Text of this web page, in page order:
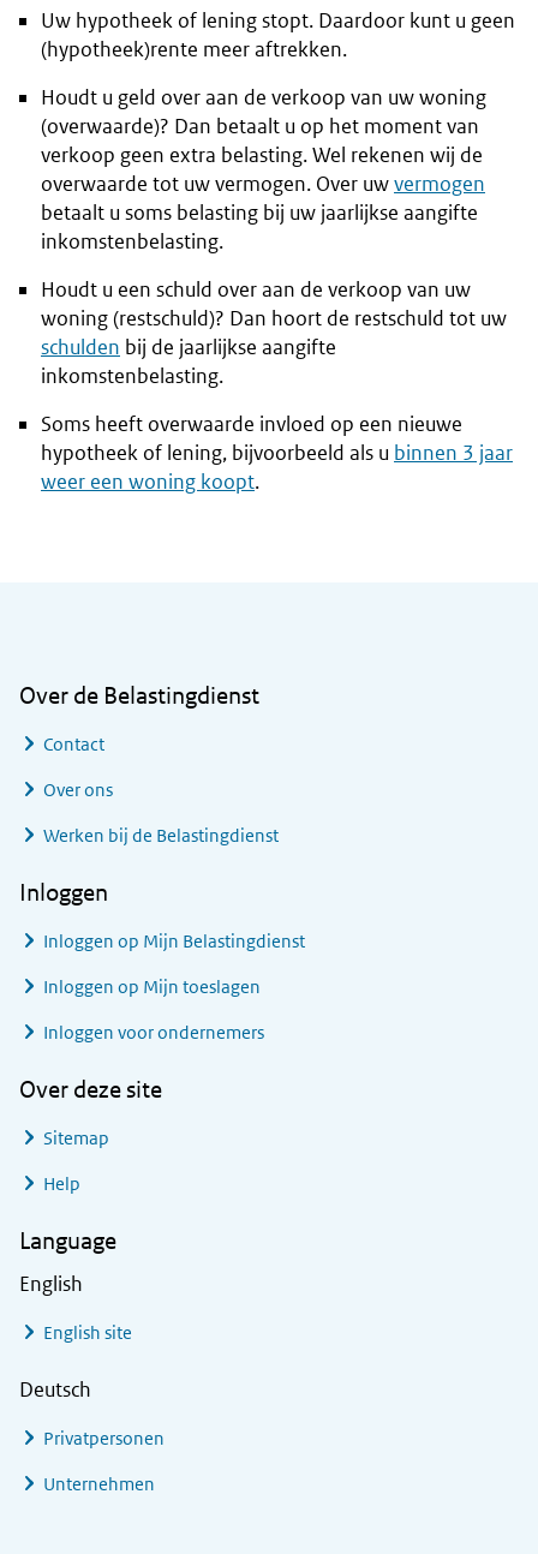
Uw hypotheek of lening stopt. Daardoor kunt u geen
(hypotheek)rente meer aftrekken.
Houdt u geld over aan de verkoop van uw woning
(overwaarde)? Dan betaalt u op het moment van
verkoop geen extra belasting. Wel rekenen wij de
overwaarde tot uw vermogen. Over uwvermogen
betaalt u soms belasting bij uw jaarlijkse aangifte
inkomstenbelasting.
Houdt u een schuld over aan de verkoop van uw
woning (restschuld)? Dan hoort de restschuld tot uw
schulden bij de jaarlijkse aangifte
inkomstenbelasting.
Soms heeft overwaarde invloed op een nieuwe
hypotheek of lening, bijvoorbeeld als u binnen 3 jaar
weer een woning koopt.
Over de Belastingdienst
Contact
Over ons
Werken bij de Belastingdienst
Inloggen
Inloggen op Mijn Belastingdienst
Inloggen op Mijn toeslagen
Inloggen voor ondernemers
Over deze site
Sitemap
Help
Language
English
English site
Deutsch
Privatpersonen
Unternehmen